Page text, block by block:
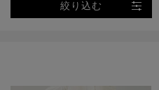
絞り込む